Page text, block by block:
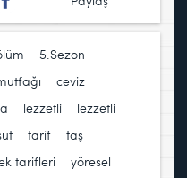
5.Sezon
ceviz
lezzetli
lezzetli
tarif
taş
tarifleri
yöresel